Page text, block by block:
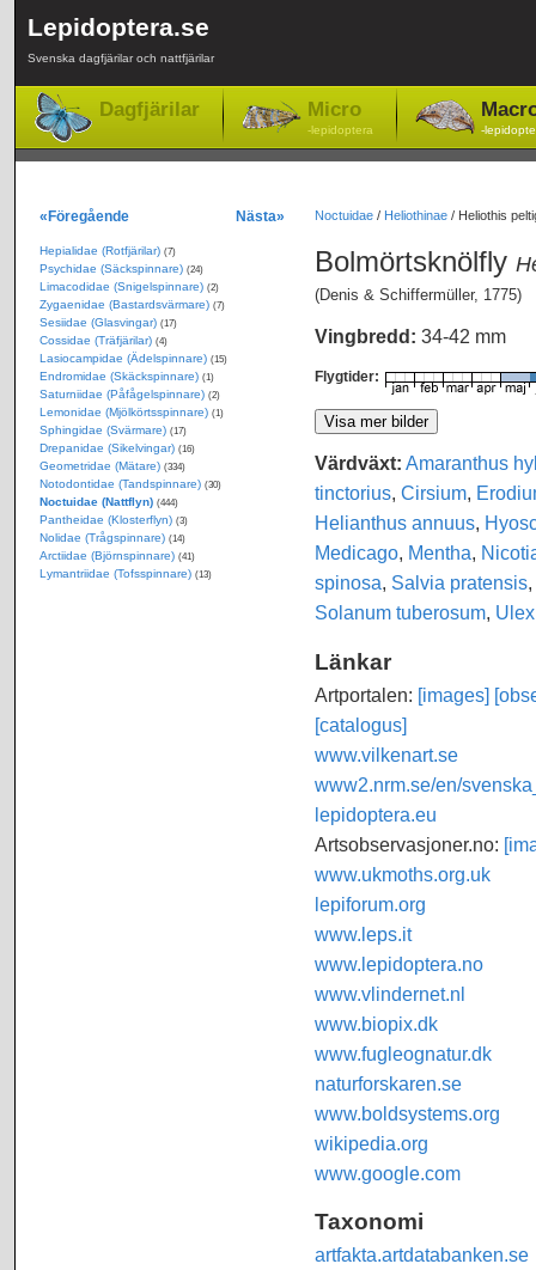
Lepidoptera.se
Svenska dagfjärilar och nattfjärilar
Dagfjärilar Micro
-lepidoptera -
Noctuidae/ Heliothinae/ Heliothis
Bolmörtsknölfly
(Denis & Schiffermüller, 1775)
Vingbredd: 34-42 mm
Flygtider:
Värdväxt: Amaranthus
tinctorius, Cirsium,
Helianthus annuus,
Medicago, Mentha,
spinosa, Salvia pratensis,
Solanum tuberosum, Ulex
Länkar
Artportalen: [images]
[catalogus]
www.vilkenart.se
www2.nrm.se/en/
lepidoptera.eu
Artsobservasjoner.no:
www.ukmoths.org.uk
lepiforum.org
www.leps.it
www.lepidoptera.no
www.vlindernet.nl
www.biopix.dk
www.fugleognatur.dk
naturforskaren.se
www.boldsystems.org
wikipedia.org
www.google.com
Taxonomi
artfakta.artdatabanken.se
«Föregående Nästa»
Hepialidae (Rotfjärilar) (7)
Psychidae (Säckspinnare) (24)
Limacodidae (Snigelspinnare) (2)
Zygaenidae (Bastardsvärmare) (7)
Sesiidae (Glasvingar) (17)
Cossidae (Träfjärilar) (4)
Lasiocampidae (Ädelspinnare) (15)
Endromidae (Skäckspinnare) (1)
Saturniidae (Påfågelspinnare) (2)
Lemonidae (Mjölkörtsspinnare) (1)
Sphingidae (Svärmare) (17)
Drepanidae (Sikelvingar) (16)
Geometridae (Mätare) (334)
Notodontidae (Tandspinnare) (30)
Noctuidae (Nattflyn) (444)
Pantheidae (Klosterflyn) (3)
Nolidae (Trågspinnare) (14)
Arctiidae (Björnspinnare) (41)
Lymantriidae (Tofsspinnare) (13)